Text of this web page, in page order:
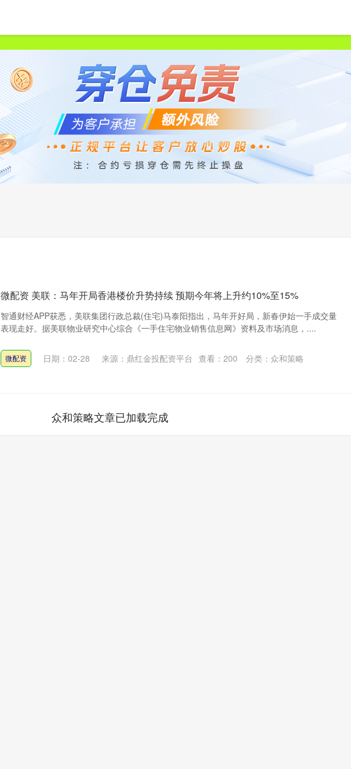
微配资 美联：马年开局香港楼价升势持续 预期今年将上升约10%至15%
智通财经APP获悉，美联集团行政总裁(住宅)马泰阳指出，马年开好局，新春伊始一手成交量
表现走好。据美联物业研究中心综合《一手住宅物业销售信息网》资料及市场消息，....
微配资 日期：02-28 来源：鼎红金投配资平台 查看： 200 分类： 众和策略
众和策略文章已加载完成